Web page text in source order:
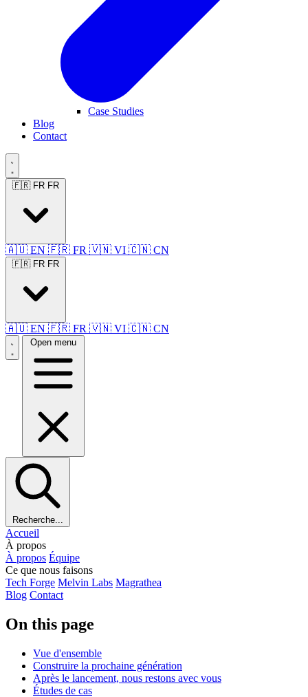
Case Studies
Blog
Contact
🇫🇷 FR FR
🇦🇺 EN 🇫🇷 FR 🇻🇳 VI 🇨🇳 CN
🇫🇷 FR FR
🇦🇺 EN 🇫🇷 FR 🇻🇳 VI 🇨🇳 CN
Open menu
Recherche...
Accueil
À propos
À propos Équipe
Ce que nous faisons
Tech Forge Melvin Labs Magrathea
Blog Contact
On this page
Vue d'ensemble
Construire la prochaine génération
Après le lancement, nous restons avec vous
Études de cas